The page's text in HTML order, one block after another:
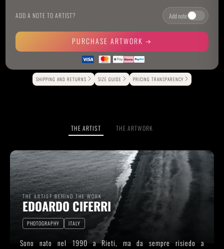
ADD A NOTE TO ARTIST? Add note
PURCHASE ARTWORK
Alternative:
SHIPPING AND RETURNS SIZE GUIDE PRICING TRANSPARENCY
THE ARTIST THE ARTWORK
THE ARTIST BEHIND THE WORK
EDOARDO CIFERRI
PHOTOGRAPHY ITALY
Sono nato nel 1990 a Rieti, ma da sempre risiedo a